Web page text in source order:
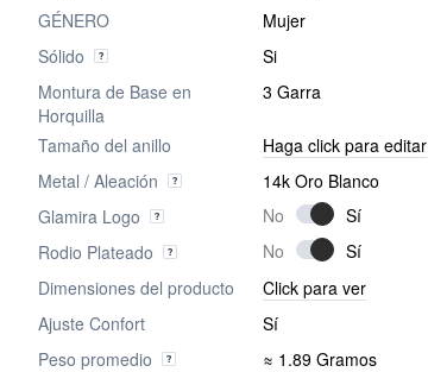
GÉNERO
Mujer
Sólido
Si
Montura de Base en
Horquilla
3 Garra
Tamaño del anillo
Haga click para editar
Metal / Aleación
14k Oro Blanco
Glamira Logo
Rodio Plateado
Dimensiones del producto
Click para ver
Ajuste Confort
Sí
Peso promedio
≈ 1.89 Gramos